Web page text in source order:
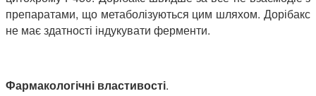
препаратами, що метаболізуються цим шляхом. Дорібакс
не має здатності індукувати ферменти.
Фармакологічні властивості.